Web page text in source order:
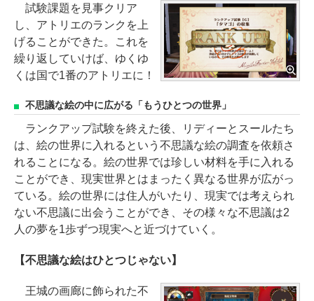
試験課題を見事クリア
し、アトリエのランクを上
げることができた。これを
繰り返していけば、ゆくゆ
くは国で1番のアトリエに！
不思議な絵の中に広がる「もうひとつの世界」
ランクアップ試験を終えた後、リディーとスールたち
は、絵の世界に入れるという不思議な絵の調査を依頼さ
れることになる。絵の世界では珍しい材料を手に入れる
ことができ、現実世界とはまったく異なる世界が広がっ
ている。絵の世界には住人がいたり、現実では考えられ
ない不思議に出会うことができ、その様々な不思議は2
人の夢を1歩ずつ現実へと近づけていく。
【不思議な絵はひとつじゃない】
王城の画廊に飾られた不